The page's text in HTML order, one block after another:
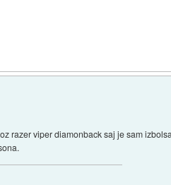
razer viper diamonback saj je sam